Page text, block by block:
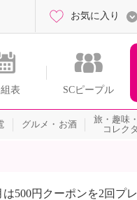
表 SCピープル
お気に入り
グルメ・お酒
旅・趣味
コレク
500円クーポンを2回プレ